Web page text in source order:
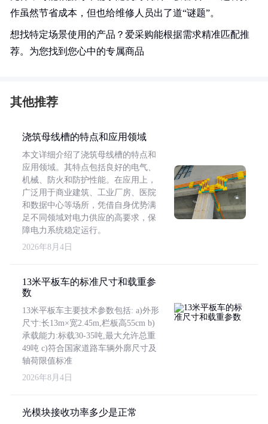
作虽然节省成本，但也给维修人员出了道“谜题”。
想找特定场景使用的产品？爱采购能根据需求精准匹配推
荐。为您找到您心中的专属商品
其他推荐
浇筑母线槽的特点和应用领域
本文详细介绍了浇筑母线槽的特点和
应用领域。其特点包括良好的电气、
机械、防火和防护性能。在应用上，
广泛用于商业建筑、工业厂房、医院
和数据中心等场所，凭借自身优势满
足不同领域对电力供应的高要求，保
障电力系统稳定运行。
2026年8月4日
13米平板车的标准尺寸和载重参
数
13米平板车主要技术参数包括: a)外形
尺寸:长13m×宽2.45m,栏板高55cm b)
承载能力:标载30-35吨,最大允许总重
49吨 c)符合国家道路车辆外廓尺寸及
轴荷限值标准
2026年8月4日
光模块接收功率多少是正常